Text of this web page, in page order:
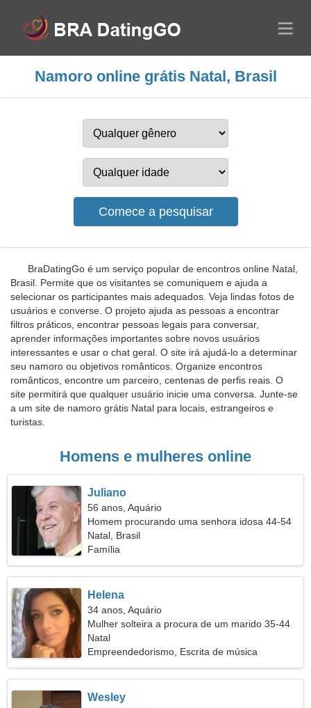
Namoro online grátis Natal, Brasil
BraDatingGo é um serviço popular de encontros online Natal,
Brasil. Permite que os visitantes se comuniquem e ajuda a
selecionar os participantes mais adequados. Veja lindas fotos de
usuários e converse. O projeto ajuda as pessoas a encontrar
filtros práticos, encontrar pessoas legais para conversar,
aprender informações importantes sobre novos usuários
interessantes e usar o chat geral. O site irá ajudá-lo a determinar
seu namoro ou objetivos românticos. Organize encontros
românticos, encontre um parceiro, centenas de perfis reais. O
site permitirá que qualquer usuário inicie uma conversa. Junte-se
a um site de namoro grátis Natal para locais, estrangeiros e
turistas.
Homens e mulheres online
Juliano
56 anos, Aquário
Homem procurando uma senhora idosa 44-54
Natal, Brasil
Família
Helena
34 anos, Aquário
Mulher solteira a procura de um marido 35-44
Natal
Empreendedorismo, Escrita de música
Wesley